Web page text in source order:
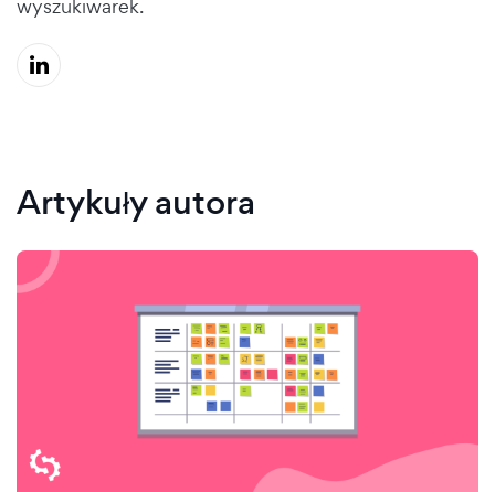
wyszukiwarek.
Artykuły autora